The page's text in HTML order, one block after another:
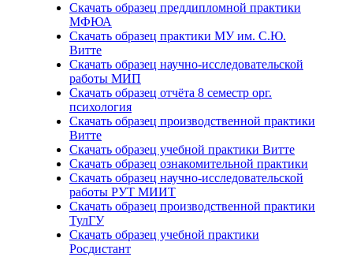
Скачать образец преддипломной практики
МФЮА
Скачать образец практики МУ им. С.Ю.
Витте
Скачать образец научно-исследовательской
работы МИП
Скачать образец отчёта 8 семестр орг.
психология
Скачать образец производственной практики
Витте
Скачать образец учебной практики Витте
Скачать образец ознакомительной практики
Скачать образец научно-исследовательской
работы РУТ МИИТ
Скачать образец производственной практики
ТулГУ
Скачать образец учебной практики
Росдистант